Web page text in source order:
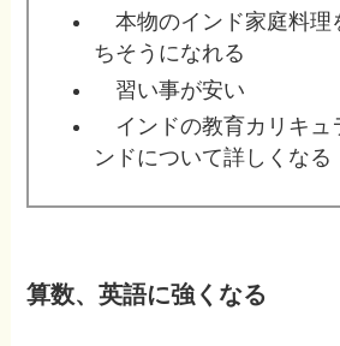
本物のインド家庭料理
ちそうになれる
習い事が安い
インドの教育カリキュ
ンドについて詳しくなる
算数、英語に強くなる